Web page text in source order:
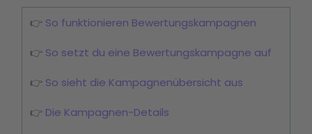
👉 So funktionieren Bewertungskampagnen
👉 So setzt du eine Bewertungskampagne auf
👉 So sieht die Kampagnenübersicht aus
👉 Die Kampagnen-Details